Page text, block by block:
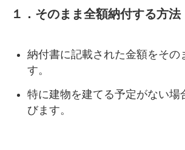
１．そのまま全額納付する方法
納付書に記載された金額をその
す。
特に建物を建てる予定がない場
びます。